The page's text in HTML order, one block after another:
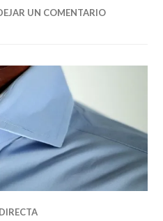
UN COMENTARIO